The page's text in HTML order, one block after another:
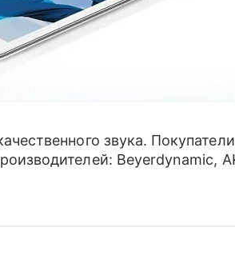
звука.
Beyerdynamic,